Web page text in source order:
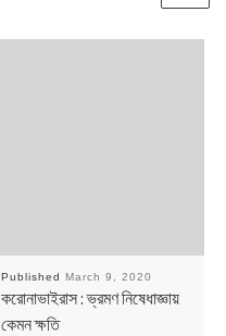
Published March 9, 2020
করোনাভাইরাস : ভ্রমণ নিষেধাজ্ঞায়
কেমন ক্ষতি